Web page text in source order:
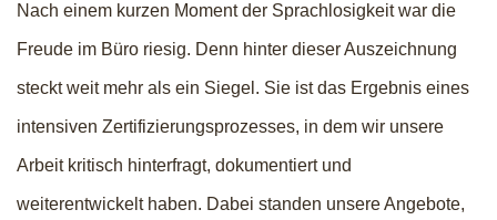
Nach einem kurzen Moment der Sprachlosigkeit war die
Freude im Büro riesig. Denn hinter dieser Auszeichnung
steckt weit mehr als ein Siegel. Sie ist das Ergebnis eines
intensiven Zertifizierungsprozesses, in dem wir unsere
Arbeit kritisch hinterfragt, dokumentiert und
weiterentwickelt haben. Dabei standen unsere Angebote,